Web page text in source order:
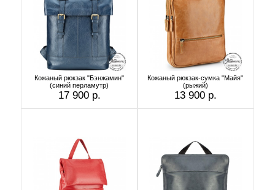
Кожаный рюкзак "Бэнжамин"
(синий перламутр)
17 900 р.
Кожаный рюкзак-сумка "Майя"
(рыжий)
13 900 р.